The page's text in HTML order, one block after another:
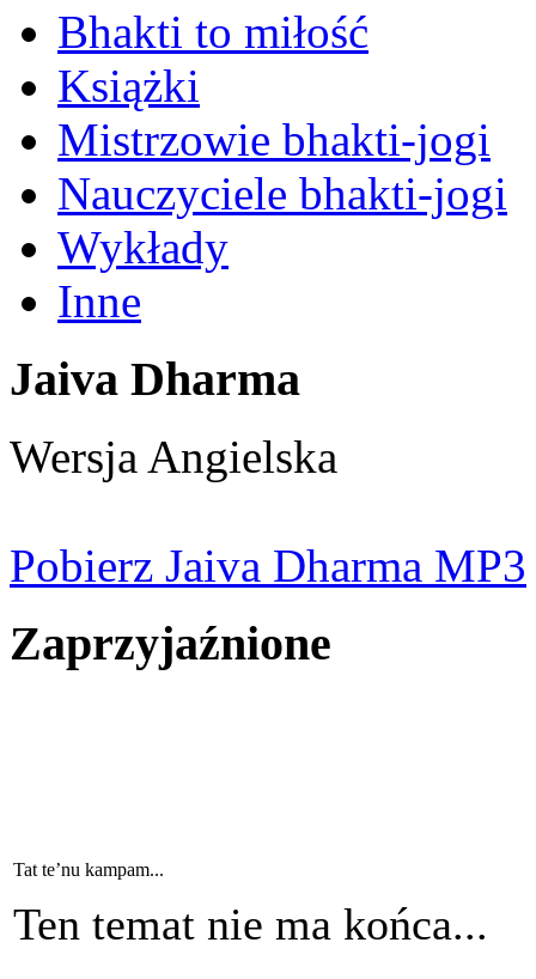
Bhakti to miłość
Książki
Mistrzowie bhakti-jogi
Nauczyciele bhakti-jogi
Wykłady
Inne
Jaiva Dharma
Wersja Angielska
Pobierz Jaiva Dharma MP3
Zaprzyjaźnione
Tat te’nu kampam...
Ten temat nie ma końca...